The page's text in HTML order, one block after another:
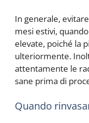
In generale,
mesi estivi,
elevate, poiché la
ulteriormente.
attentamente le
sane prima di
Quando